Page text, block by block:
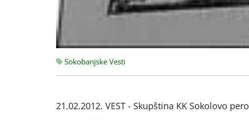
Sokobanjske Vesti
21.02.2012. VEST - Skupština KK Sokolovo pero